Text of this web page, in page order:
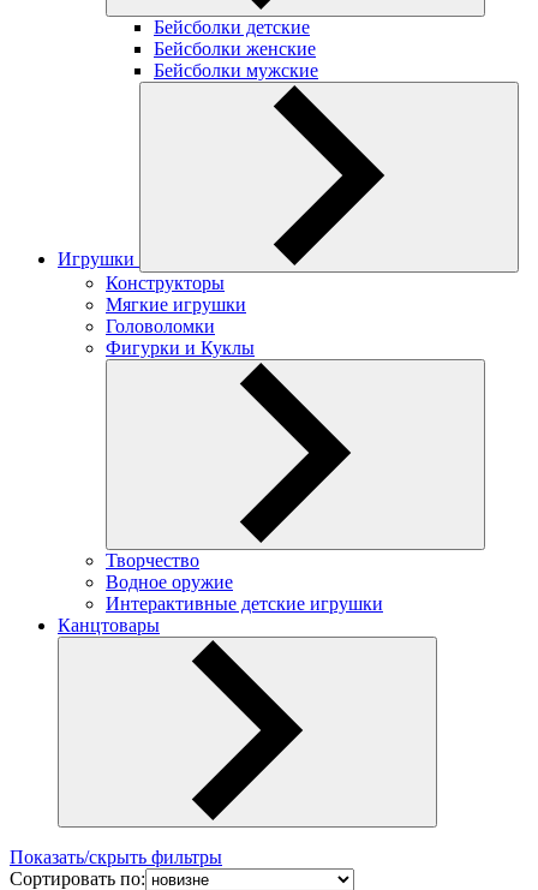
Бейсболки детские
Бейсболки женские
Бейсболки мужские
Игрушки
Конструкторы
Мягкие игрушки
Головоломки
Фигурки и Куклы
Творчество
Водное оружие
Интерактивные детские игрушки
Канцтовары
Показать/скрыть фильтры
Сортировать по: